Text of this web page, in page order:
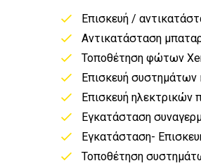
Επισκευή /
Αντικατάσταση
Τοποθέτηση φώτων
Επισκευή συστημάτων
Επισκευή ηλεκτρικών
Εγκατάσταση
Εγκατάσταση-
Τοποθέτηση